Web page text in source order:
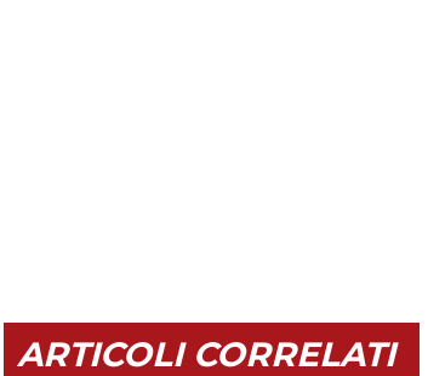
ARTICOLI CORRELATI